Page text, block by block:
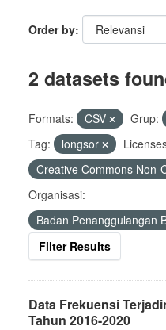
Order by
2 datasets
Formats: CSV Grup:
Tag:
longsor
Creative Commons Non-
Organisasi:
Badan Penanggulangan
Filter Results
Data Frekuensi
Tahun 2016-2020